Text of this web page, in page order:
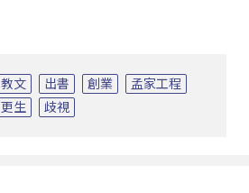
教文 出書 創業
孟家工程
更生 歧視